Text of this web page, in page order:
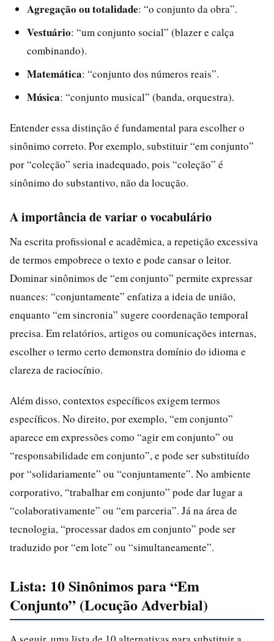
Agregação ou totalidade: “o conjunto da obra”.
Vestuário: “um conjunto social” (blazer e calça
combinando).
Matemática: “conjunto dos números reais”.
Música: “conjunto musical” (banda, orquestra).
Entender essa distinção é fundamental para escolher o
sinônimo correto. Por exemplo, substituir “em conjunto”
por “coleção” seria inadequado, pois “coleção” é
sinônimo do substantivo, não da locução.
A importância de variar o vocabulário
Na escrita profissional e acadêmica, a repetição excessiva
de termos empobrece o texto e pode cansar o leitor.
Dominar sinônimos de “em conjunto” permite expressar
nuances: “conjuntamente” enfatiza a ideia de união,
enquanto “em sincronia” sugere coordenação temporal
precisa. Em relatórios, artigos ou comunicações internas,
escolher o termo certo demonstra domínio do idioma e
clareza de raciocínio.
Além disso, contextos específicos exigem termos
específicos. No direito, por exemplo, “em conjunto”
aparece em expressões como “agir em conjunto” ou
“responsabilidade em conjunto”, e pode ser substituído
por “solidariamente” ou “conjuntamente”. No ambiente
corporativo, “trabalhar em conjunto” pode dar lugar a
“colaborativamente” ou “em parceria”. Já na área de
tecnologia, “processar dados em conjunto” pode ser
traduzido por “em lote” ou “simultaneamente”.
Lista: 10 Sinônimos para “Em
Conjunto” (Locução Adverbial)